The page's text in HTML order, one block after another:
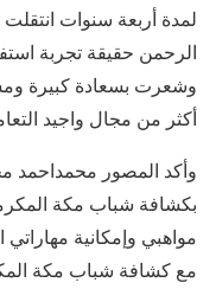
لمدة أربعة سنوات
الرحمن حقيقة تجربة
وشعرت بسعادة كبيرة
أكثر من مجال واجيد
وأكد المصور محمداحمد
بكشافة شباب مكة
مواهبي وإمكانية
مع كشافة شباب مكة